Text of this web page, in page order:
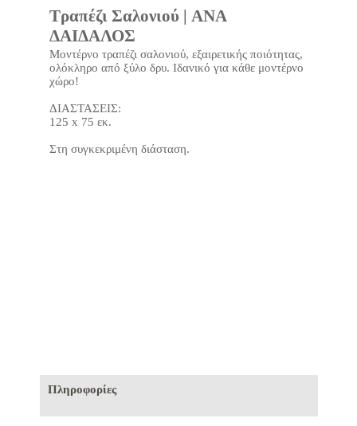
Τραπέζι Σαλονιού | ANA
ΔΑΙΔΑΛΟΣ
Μοντέρνο τραπέζι σαλονιού, εξαιρετικής ποιότητας,
ολόκληρο από ξύλο δρυ. Ιδανικό για κάθε μοντέρνο
χώρο!
ΔΙΑΣΤΑΣΕΙΣ:
125 x 75 εκ.
Στη συγκεκριμένη διάσταση.
Πληροφορίες